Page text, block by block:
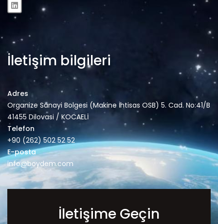
İletişim bilgileri
Adres
Organize Sanayi Bolgesi (Makine İhtisas OSB) 5. Cad. No:41/B
41455 Dilovasi / KOCAELİ
Telefon
+90 (262) 502 52 52
E-posta
info@boydem.com
İletişime Geçin